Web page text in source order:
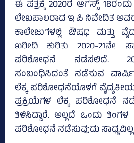
ಈ ಪತ್ರಕ್ಕೆ 2020ರ ಆಗಸ್ಟ್‌
ಲೇಖಪಾಲರಾದ ಇ ಪಿ ನಿವೇದಿತ
ಕಾಲೇಜುಗಳಲ್ಲಿ ಔಷಧ ಮತ್ತು
ಖರೀದಿ ಕುರಿತು 2020-21ನೇ
ಪರಿಶೋಧನೆ ನಡೆಸಲಿದೆ.
ಸಂಬಂಧಿಸಿದಂತೆ ನಡೆಸುವ
ಲೆಕ್ಕ ಪರಿಶೋಧನೆಯೊಳಗೆ
ಪ್ರಕ್ರಿಯೆಗಳ ಲೆಕ್ಕ ಪರಿಶೋಧನೆ
ತಿಳಿಸಿದ್ದಾರೆ. ಅಲ್ಲದೆ ಒಂದು
ಪರಿಶೋಧನೆ ನಡೆಸುವುದು